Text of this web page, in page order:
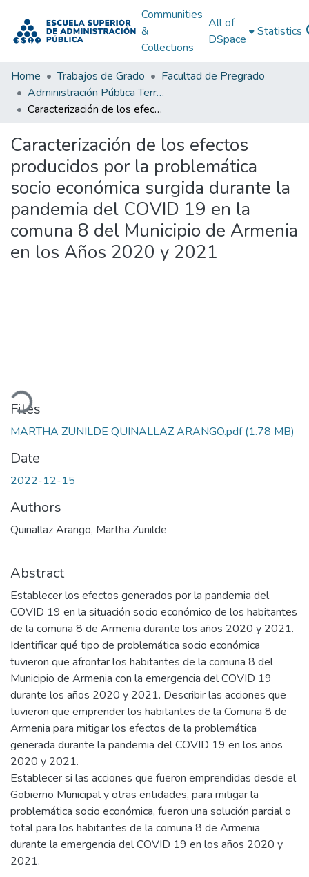
Communities
&
Collections
All of
DSpace
Statistics
Home Trabajos de Grado
Facultad de Pregrado
Administración Pública Territorial (APT)
Caracterización de los efectos producidos por la problemática socio económica surgida durante la pandemia del COVID 19 en la comuna 8 del Municipio de Armenia en los Años 2020 y 2021
Caracterización de los efectos
producidos por la problemática
socio económica surgida durante la
pandemia del COVID 19 en la
comuna 8 del Municipio de Armenia
en los Años 2020 y 2021
Files
MARTHA ZUNILDE QUINALLAZ ARANGO.pdf(1.78 MB)
Date
2022-12-15
Authors
Quinallaz Arango, Martha Zunilde
Abstract
Establecer los efectos generados por la pandemia del
COVID 19 en la situación socio económico de los habitantes
de la comuna 8 de Armenia durante los años 2020 y 2021.
Identificar qué tipo de problemática socio económica
tuvieron que afrontar los habitantes de la comuna 8 del
Municipio de Armenia con la emergencia del COVID 19
durante los años 2020 y 2021. Describir las acciones que
tuvieron que emprender los habitantes de la Comuna 8 de
Armenia para mitigar los efectos de la problemática
generada durante la pandemia del COVID 19 en los años
2020 y 2021.
Establecer si las acciones que fueron emprendidas desde el
Gobierno Municipal y otras entidades, para mitigar la
problemática socio económica, fueron una solución parcial o
total para los habitantes de la comuna 8 de Armenia
durante la emergencia del COVID 19 en los años 2020 y
2021.